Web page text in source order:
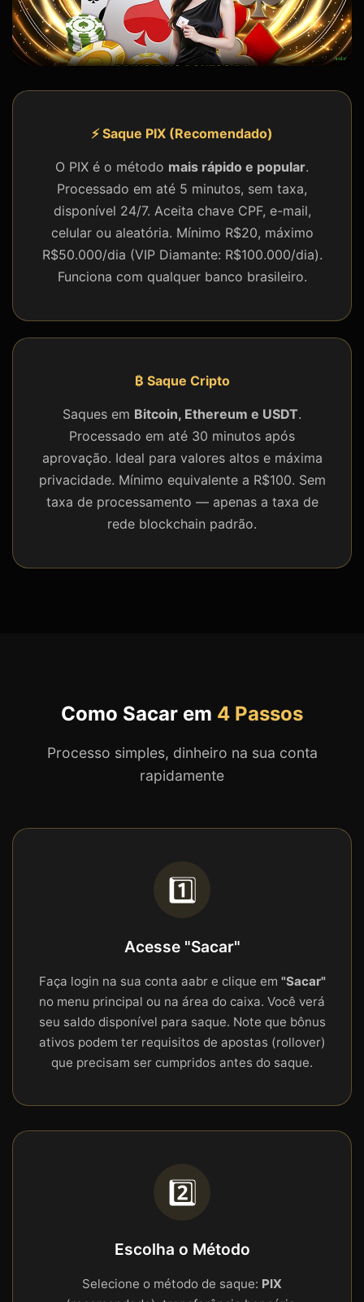
⚡ Saque PIX (Recomendado)
O PIX é o método mais rápido e popular.
Processado em até 5 minutos, sem taxa,
disponível 24/7. Aceita chave CPF, e-mail,
celular ou aleatória. Mínimo R$20, máximo
R$50.000/dia (VIP Diamante: R$100.000/dia).
Funciona com qualquer banco brasileiro.
₿ Saque Cripto
Saques em Bitcoin, Ethereum e USDT.
Processado em até 30 minutos após
aprovação. Ideal para valores altos e máxima
privacidade. Mínimo equivalente a R$100. Sem
taxa de processamento — apenas a taxa de
rede blockchain padrão.
Como Sacar em 4 Passos
Processo simples, dinheiro na sua conta
rapidamente
1️⃣
Acesse "Sacar"
Faça login na sua conta aabr e clique em "Sacar"
no menu principal ou na área do caixa. Você verá
seu saldo disponível para saque. Note que bônus
ativos podem ter requisitos de apostas (rollover)
que precisam ser cumpridos antes do saque.
2️⃣
Escolha o Método
Selecione o método de saque: PIX